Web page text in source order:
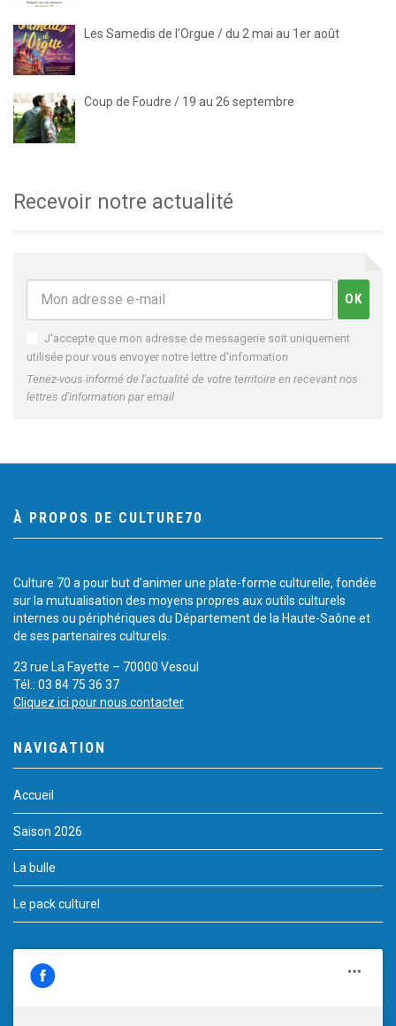
Les Samedis de l’Orgue / du 2 mai au 1er août
Coup de Foudre / 19 au 26 septembre
Recevoir notre actualité
J'accepte que mon adresse de messagerie soit uniquement
utilisée pour vous envoyer notre lettre d'information
Tenez-vous informé de l'actualité de votre territoire en recevant nos
lettres d'information par email
À PROPOS DE CULTURE70
Culture 70 a pour but d’animer une plate-forme culturelle, fondée
sur la mutualisation des moyens propres aux outils culturels
internes ou périphériques du Département de la Haute-Saône et
de ses partenaires culturels.
23 rue La Fayette – 70000 Vesoul
Tél.: 03 84 75 36 37
Cliquez ici pour nous contacter
NAVIGATION
Accueil
Saison 2026
La bulle
Le pack culturel